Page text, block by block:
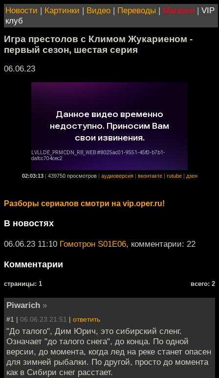
Новости | Картинки | Видео | Переводы | Магазин | VIP
клуб
Игра престолов с Климом Жукариеном -
первый сезон, шестая серия
06.06.23
02:03:13 439750 просмотров аудиоверсия вконтакте rutube дзен
Разборы сериалов смотри на vip.oper.ru!
В новостях
06.06.23 11:10 Гомотрон S01E06, комментарии: 22
Комментарии
cтраницы: 1 всего: 2
Piwarich »
#1 | 06.06.23 21:51 | ответить
"До талого", Дим Юрич, это сибирский сленг.
Означает "до талого снега", до конца. По одной
версии, до момента, когда лед на реке станет опасен
для зимней рыбалки. По другой, просто до момента
как в Сибири снег расстает.